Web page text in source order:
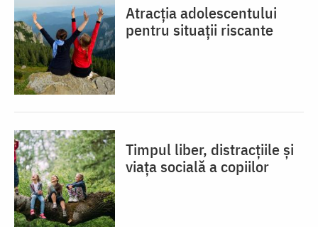
Atracția adolescentului
pentru situații riscante
Timpul liber, distracțiile și
viața socială a copiilor